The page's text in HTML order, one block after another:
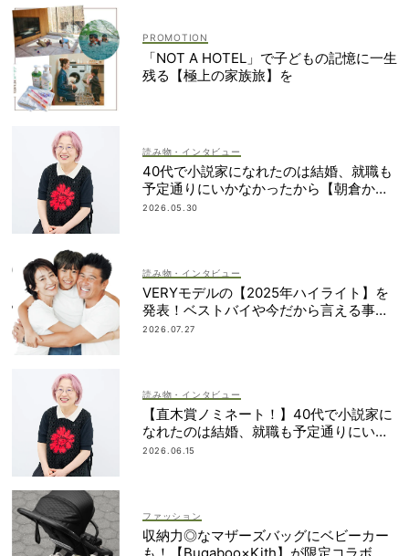
「NOT A HOTEL」で子どもの記憶に一生
残る【極上の家族旅】を
読み物・インタビュー
40代で小説家になれたのは結婚、就職も
予定通りにいかなかったから【朝倉かす
みさん】
2026.05.30
読み物・インタビュー
VERYモデルの【2025年ハイライト】を
発表！ベストバイや今だから言える事件
簿も大公開
2026.07.27
読み物・インタビュー
【直木賞ノミネート！】40代で小説家に
なれたのは結婚、就職も予定通りにいか
なかったから｜朝倉かすみさん
2026.06.15
ファッション
収納力◎なマザーズバッグにベビーカー